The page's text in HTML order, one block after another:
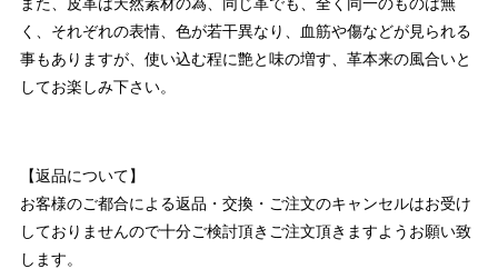
く、それぞれの表情、色が若干異なり、血筋や傷などが見られる
事もありますが、使い込む程に艶と味の増す、革本来の風合いと
してお楽しみ下さい。
【返品について】
お客様のご都合による返品・交換・ご注文のキャンセルはお受け
しておりませんので十分ご検討頂きご注文頂きますようお願い致
します。